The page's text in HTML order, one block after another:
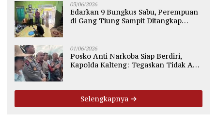
03/06/2026
Edarkan 9 Bungkus Sabu, Perempuan
di Gang Tiung Sampit Ditangkap
01/06/2026
Posko Anti Narkoba Siap Berdiri,
Kapolda Kalteng: Tegaskan Tidak Ada
Selengkapnya